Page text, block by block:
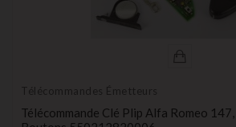
Télécommandes Émetteurs
Télécommande Clé Plip Alfa Romeo